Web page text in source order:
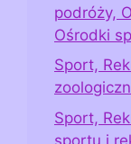
podróży,
Ośrodki
Sport,
Sport,
sportu i